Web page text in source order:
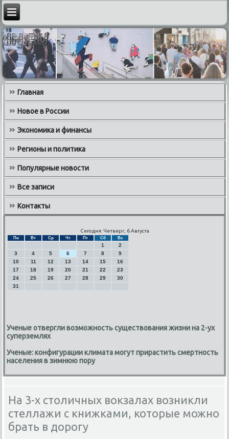
Главная
Новое в России
Экономика и финансы
Регионы и политика
Популярные новости
Все записи
Контакты
Сегодня: Четверг, 6 Августа
Пн Вт Ср Чт Пт Сб Вс
1
2
3
4 5 6 7 8
9
10
11 12 13 14 15
16
17
18 19 20 21 22
23
24
25 26 27 28 29
30
31
Ученые отвергли возможность существования жизни на 2-ух
суперземлях
Ученые: конфигурации климата могут прирастить смертность
населения в зимнюю пору
На 3-х столичных вокзалах возникли
стеллажи с книжками, которые можно
брать в дорогу